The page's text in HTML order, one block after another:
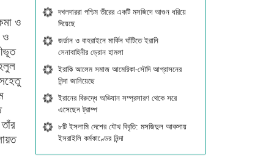
ও
ও
দখলদাররা পশ্চিম তীরের একটি মসজিদে আগুন ধরিয়ে
দিয়েছে
জর্ডান ও বাহরাইনে মার্কিন ঘাঁটিতে ইরানি
সেনাবাহিনীর ড্রোন হামলা
ইরাকি আলেম সমাজ আমেরিকা-সৌদি আগ্রাসনের
নিন্দা জানিয়েছে
ইরানের বিরুদ্ধে অভিযান সম্প্রসারণ থেকে সরে
এসেছেন ট্রাম্প
৮টি ইসলামি দেশের যৌথ বিবৃতি: মসজিদুল আকসায়
ইসরাইলি কর্মকাণ্ডের নিন্দা